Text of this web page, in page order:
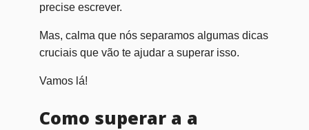
precise escrever.
Mas, calma que nós separamos algumas dicas
cruciais que vão te ajudar a superar isso.
Vamos lá!
Como superar a a